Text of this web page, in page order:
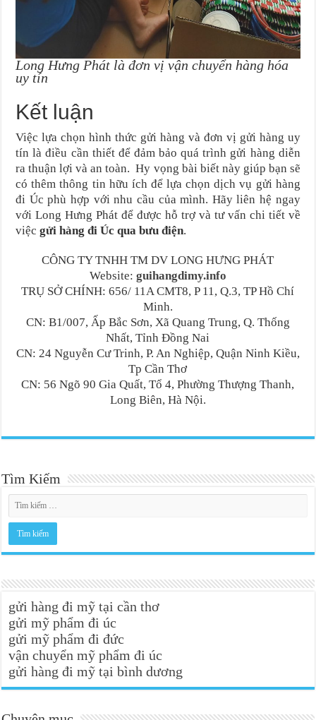
Long Hưng Phát là đơn vị vận chuyển hàng hóa
uy tín
Kết luận
Việc lựa chọn hình thức gửi hàng và đơn vị gửi hàng uy
tín là điều cần thiết để đảm bảo quá trình gửi hàng diễn
ra thuận lợi và an toàn. Hy vọng bài biết này giúp bạn sẽ
có thêm thông tin hữu ích để lựa chọn dịch vụ gửi hàng
đi Úc phù hợp với nhu cầu của mình. Hãy liên hệ ngay
với Long Hưng Phát để được hỗ trợ và tư vấn chi tiết về
việcgửi hàng đi Úc qua bưu điện.
CÔNG TY TNHH TM DV LONG HƯNG PHÁT
Website: guihangdimy.info
TRỤ SỞ CHÍNH: 656/ 11A CMT8, P 11, Q.3, TP Hồ Chí
Minh.
CN: B1/007, Ấp Bắc Sơn, Xã Quang Trung, Q. Thống
Nhất, Tỉnh Đồng Nai
CN: 24 Nguyễn Cư Trinh, P. An Nghiệp, Quận Ninh Kiều,
Tp Cần Thơ
CN: 56 Ngõ 90 Gia Quất, Tổ 4, Phường Thượng Thanh,
Long Biên, Hà Nội.
Tìm Kiếm
gửi hàng đi mỹ tại cần thơ
gửi mỹ phẩm đi úc
gửi mỹ phẩm đi đức
vận chuyển mỹ phẩm đi úc
gửi hàng đi mỹ tại bình dương